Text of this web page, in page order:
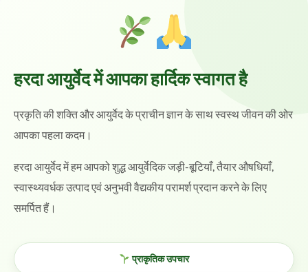
हरदा आयुर्वेद में आपका हार्दिक स्वागत है
प्रकृति की शक्ति और आयुर्वेद के प्राचीन ज्ञान के साथ स्वस्थ जीवन की ओर
आपका पहला कदम।
हरदा आयुर्वेद में हम आपको शुद्ध आयुर्वेदिक जड़ी-बूटियाँ, तैयार औषधियाँ,
स्वास्थ्यवर्धक उत्पाद एवं अनुभवी वैद्यकीय परामर्श प्रदान करने के लिए
समर्पित हैं।
प्राकृतिक उपचार